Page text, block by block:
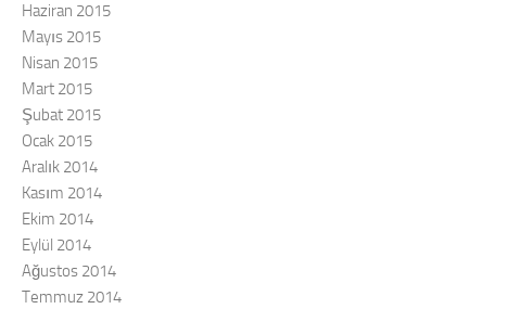
Haziran 2015
Mayıs 2015
Nisan 2015
Mart 2015
Şubat 2015
Ocak 2015
Aralık 2014
Kasım 2014
Ekim 2014
Eylül 2014
Ağustos 2014
Temmuz 2014